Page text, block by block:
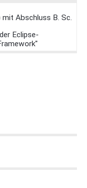
Abschluss B. Sc.
Eclipse-